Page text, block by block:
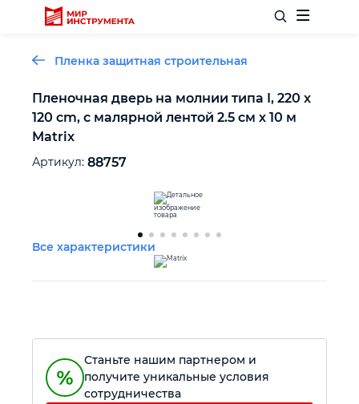
Отделочный инструмент
Слесарный инструмент
Столярный инструмент
Садовый инвентарь
Автомобильный инструмент
Пленка защитная строительная
Пленочная дверь на молнии типа I, 220 x
120 cm, с малярной лентой 2.5 см х 10 м
Matrix
Артикул: 88757
Все характеристики
Станьте нашим партнером и
получите уникальные условия
сотрудничества